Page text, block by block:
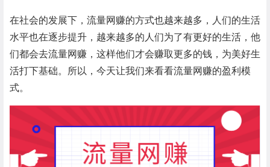
在社会的发展下，流量网赚的方式也越来越多，人们的生活
水平也在逐步提升，越来越多的人们为了有更好的生活，他
们都会去流量网赚，这样他们才会赚取更多的钱，为美好生
活打下基础。所以，今天让我们来看看流量网赚的盈利模
式。